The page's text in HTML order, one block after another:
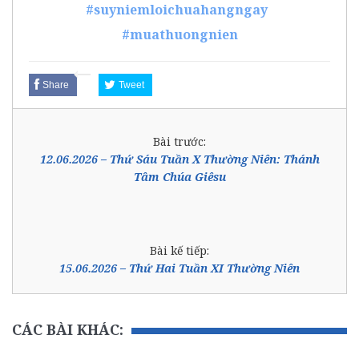
#suyniemloichuahangngay
#muathuongnien
Share Tweet
Bài trước:
12.06.2026 – Thứ Sáu Tuần X Thường Niên: Thánh
Tâm Chúa Giêsu
Bài kế tiếp:
15.06.2026 – Thứ Hai Tuần XI Thường Niên
CÁC BÀI KHÁC: